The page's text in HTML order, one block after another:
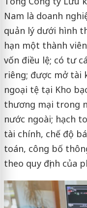
Nam là doanh
quản lý dưới hình
hạn một thành
vốn điều lệ; có tư
riêng; được mở tài
ngoại tệ tại Kho
thương mại trong
nước ngoài; hạch
tài chính, chế độ
toán, công bố
theo quy định của